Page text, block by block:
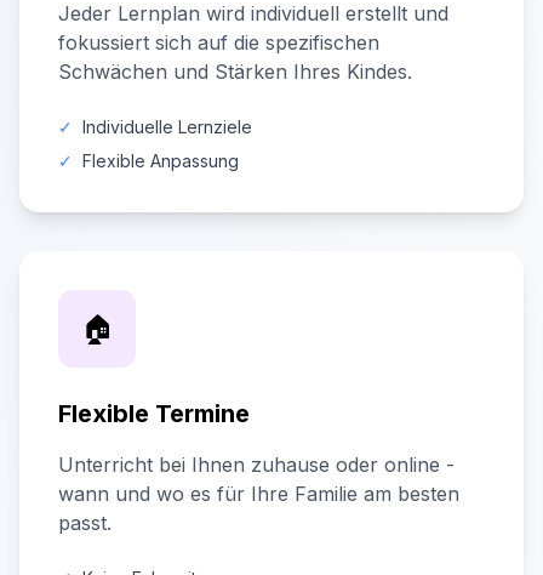
Jeder Lernplan wird individuell erstellt und
fokussiert sich auf die spezifischen
Schwächen und Stärken Ihres Kindes.
✓ Individuelle Lernziele
✓ Flexible Anpassung
🏠
Flexible Termine
Unterricht bei Ihnen zuhause oder online -
wann und wo es für Ihre Familie am besten
passt.